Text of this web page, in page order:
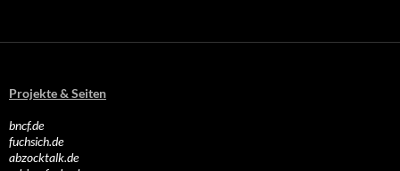
Projekte & Seiten
bncf.de
fuchsich.de
abzocktalk.de